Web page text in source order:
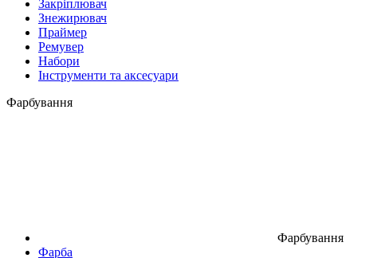
Закріплювач
Знежирювач
Праймер
Ремувер
Набори
Інструменти та аксесуари
Фарбування
Фарбування
Фарба